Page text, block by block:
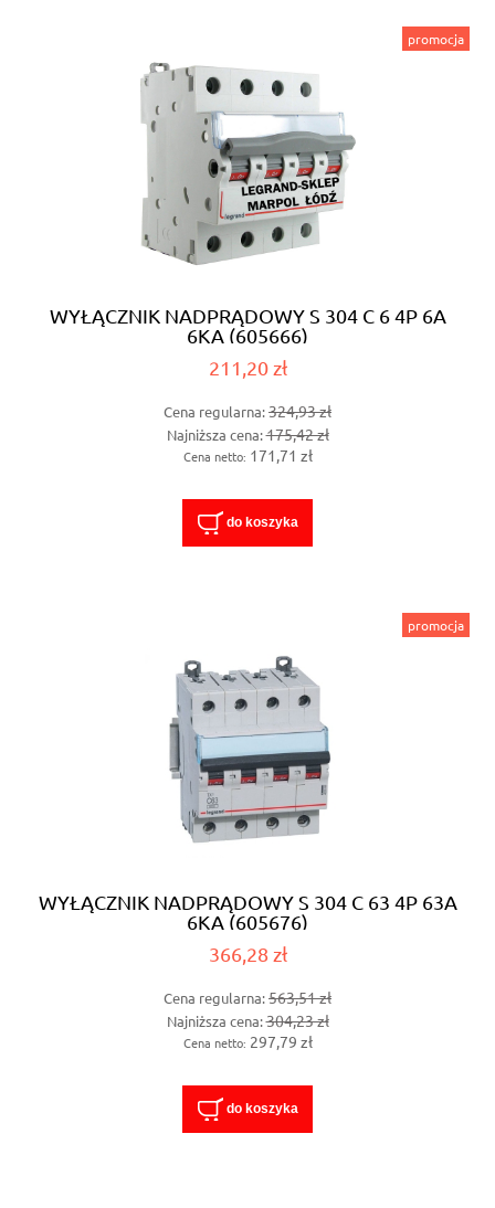
WYŁĄCZNIK NADPRĄDOWY S 304 C 6 4P 6A
6KA (605666)
211,20 zł
Cena regularna:324,93 zł
Najniższa cena:175,42 zł
Cena netto: 171,71 zł
do koszyka
promocja
WYŁĄCZNIK NADPRĄDOWY S 304 C 63 4P 63A
6KA (605676)
366,28 zł
Cena regularna:563,51 zł
Najniższa cena:304,23 zł
Cena netto: 297,79 zł
do koszyka
promocja